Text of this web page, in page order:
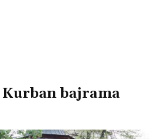
bajrama